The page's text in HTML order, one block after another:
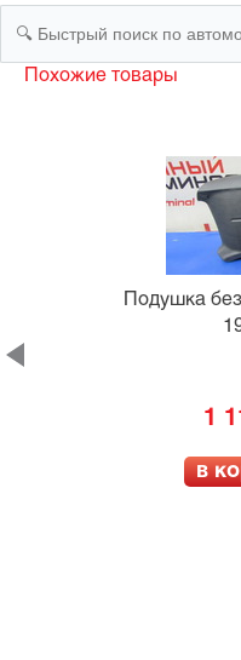
Похожие товары
Подушка
1
в